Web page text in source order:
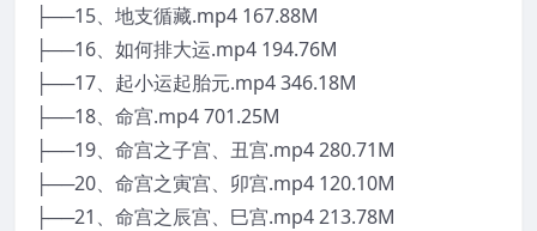
├──15、地支循藏.mp4 167.88M
├──16、如何排大运.mp4 194.76M
├──17、起小运起胎元.mp4 346.18M
├──18、命宫.mp4 701.25M
├──19、命宫之子宫、丑宫.mp4 280.71M
├──20、命宫之寅宫、卯宫.mp4 120.10M
├──21、命宫之辰宫、巳宫.mp4 213.78M